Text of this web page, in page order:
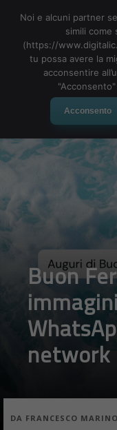
Buon
network
DA FRANCESCO MARINO
Noi e alcuni partner
simili come
(https://
tu possa avere la
acconsentire
Acconsento